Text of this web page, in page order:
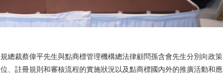
裁蔡偉平先生與點商標管理機構總法律顧問孫含會先生分別向政策
、註冊規則和審核流程的實施狀況以及點商標國內外的推廣活動和應